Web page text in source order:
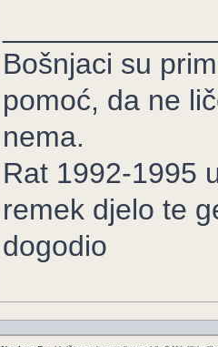
Bošnjaci su
pomoć, da ne
nema.
Rat 1992-1995
remek djelo te
dogodio